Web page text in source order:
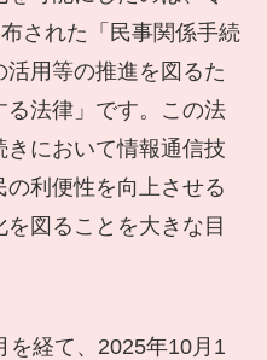
された「民事関係手続
用等の推進を図るた
法律」です。この法
において情報通信技
利便性を向上させる
図ることを大きな目
を経て、2025年10月1